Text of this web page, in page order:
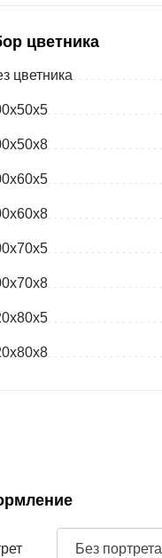
цветника
цветника
Без портрета